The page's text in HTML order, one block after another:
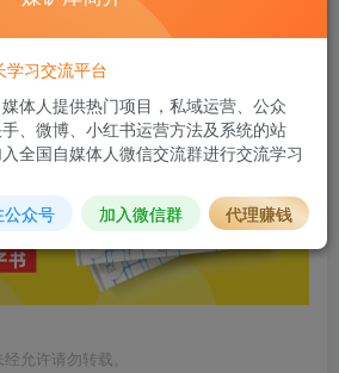
允许请勿转载。
学习交流平台
体人提供热门项目，私域运营、公众
、微博、小红书运营方法及系统的站
全国自媒体人微信交流群进行交流学习
公众号 加入微信群 代理赚钱